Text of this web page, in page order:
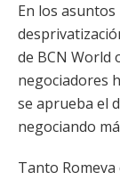
En los
de BCN World
negociadores
se aprueba el
negociando
Tanto